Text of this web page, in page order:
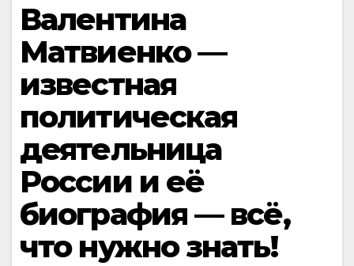
Валентина
Матвиенко —
известная
политическая
деятельница
России и её
биография — всё,
что нужно знать!